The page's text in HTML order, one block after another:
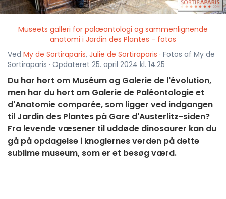
Museets galleri for palæontologi og sammenlignende
anatomi i Jardin des Plantes - fotos
Ved My de Sortiraparis, Julie de Sortiraparis · Fotos af My de
Sortiraparis · Opdateret 25. april 2024 kl. 14.25
Du har hørt om Muséum og Galerie de l'évolution,
men har du hørt om Galerie de Paléontologie et
d'Anatomie comparée, som ligger ved indgangen
til Jardin des Plantes på Gare d'Austerlitz-siden?
Fra levende væsener til uddøde dinosaurer kan du
gå på opdagelse i knoglernes verden på dette
sublime museum, som er et besøg værd.